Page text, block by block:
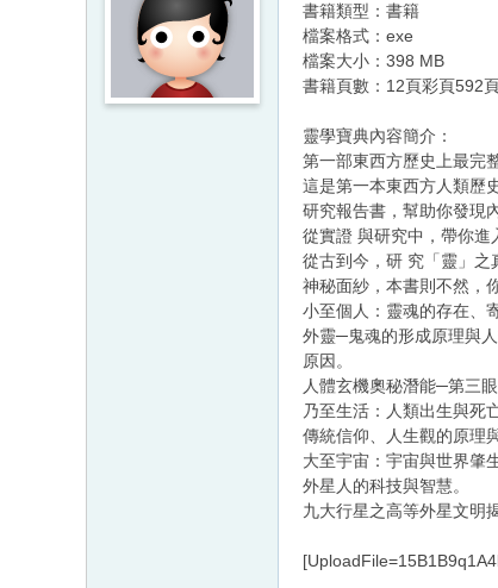
書籍類型：書籍
檔案格式：exe
檔案大小：398 MB
書籍頁數：12頁彩頁592
靈學寶典內容簡介：
第一部東西方歷史上最完
這是第一本東西方人類歷
研究報告書，幫助你發現
從實證 與研究中，帶你進
從古到今，研 究「靈」之
神秘面紗，本書則不然，
小至個人：靈魂的存在、
外靈─鬼魂的形成原理與
原因。
人體玄機奧秘潛能─第三
乃至生活：人類出生與死
傳統信仰、人生觀的原理
大至宇宙：宇宙與世界肇
外星人的科技與智慧。
九大行星之高等外星文明